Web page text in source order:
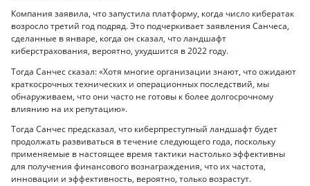
Компания заявила, что запустила платформу, когда число кибератак
возросло третий год подряд. Это подчеркивает заявления Санчеса,
сделанные в январе, когда он сказал, что ландшафт
киберстрахования, вероятно, ухудшится в 2022 году.
Тогда Санчес сказал: «Хотя многие организации знают, что ожидают
краткосрочных технических и операционных последствий, мы
обнаруживаем, что они часто не готовы к более долгосрочному
влиянию на их репутацию».
Тогда Санчес предсказал, что киберпреступный ландшафт будет
продолжать развиваться в течение следующего года, поскольку
применяемые в настоящее время тактики настолько эффективны
для получения финансового вознаграждения, что их частота,
инновации и эффективность, вероятно, только возрастут.